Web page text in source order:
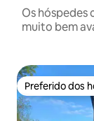
Os
muito bem
Preferido dos
Preferido dos